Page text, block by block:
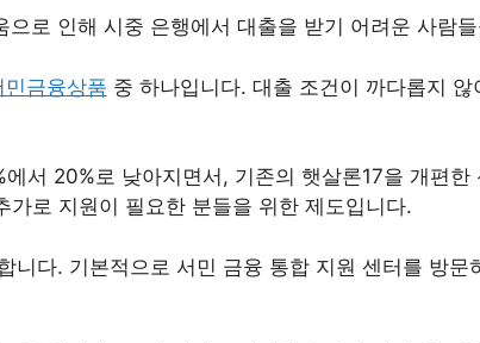
로 인해 시중 은행에서 대출을 받기 어려운 사람
민금융상품 중 하나입니다. 대출 조건이 까다롭지
서 20%로 낮아지면서, 기존의 햇살론17을 개편한
로 지원이 필요한 분들을 위한 제도입니다.
니다. 기본적으로 서민 금융 통합 지원 센터를 방문